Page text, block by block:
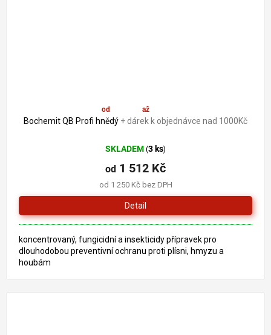
od až–19 %
Bochemit QB Profi hnědý + dárek k objednávce nad 1000Kč
SKLADEM (3 ks)
od 1 250 Kč bez DPH
od 1 512 Kč
Detail
koncentrovaný, fungicidní a insekticidy přípravek pro
dlouhodobou preventivní ochranu proti plísni, hmyzu a
houbám